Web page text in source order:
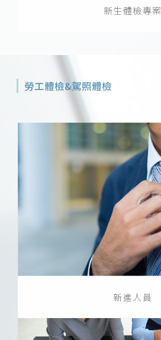
新生體檢專案
勞工體檢&駕照體檢
新進人員